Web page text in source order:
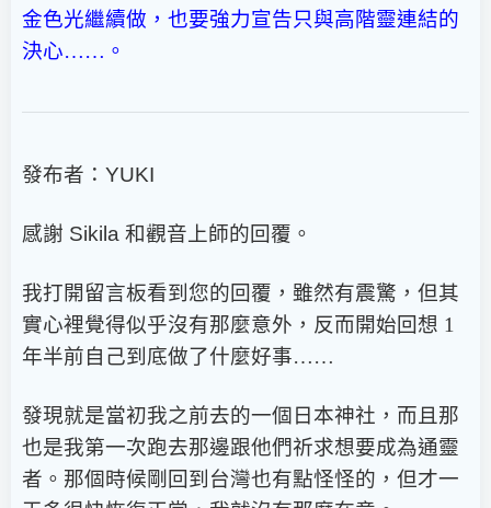
金色光繼續做，也要強力宣告只與高階靈連結的
決心……。
發布者： YUKI
感謝 Sikila 和觀音上師的回覆。
我打開留言板看到您的回覆，雖然有震驚，但其
實心裡覺得似乎沒有那麼意外，反而開始回想 1
年半前自己到底做了什麼好事……
發現就是當初我之前去的一個日本神社，而且那
也是我第一次跑去那邊跟他們祈求想要成為通靈
者。那個時候剛回到台灣也有點怪怪的，但才一